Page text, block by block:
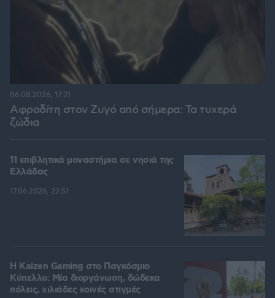
Αφροδίτη στον Ζυγό από σήμερα: Τα τυχερά
ζώδια
06.08.2026, 17:31
11 επιβλητικά μοναστήρια σε νησιά της
Ελλάδας
17.06.2026, 22:51
H Kaizen Gaming στο Παγκόσμιο
Kύπελλο: Μία διοργάνωση, δώδεκα
πόλεις, χιλιάδες κοινές στιγμές